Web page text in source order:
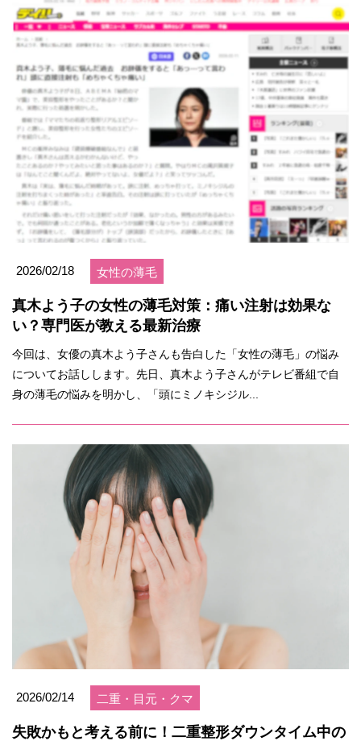
2026/02/18 女性の薄毛
真木よう子の女性の薄毛対策：痛い注射は効果な
い？専門医が教える最新治療
今回は、女優の真木よう子さんも告白した「女性の薄毛」の悩み
についてお話しします。先日、真木よう子さんがテレビ番組で自
身の薄毛の悩みを明かし、「頭にミノキシジル...
2026/02/14 二重・目元・クマ
失敗かもと考える前に！二重整形ダウンタイム中の